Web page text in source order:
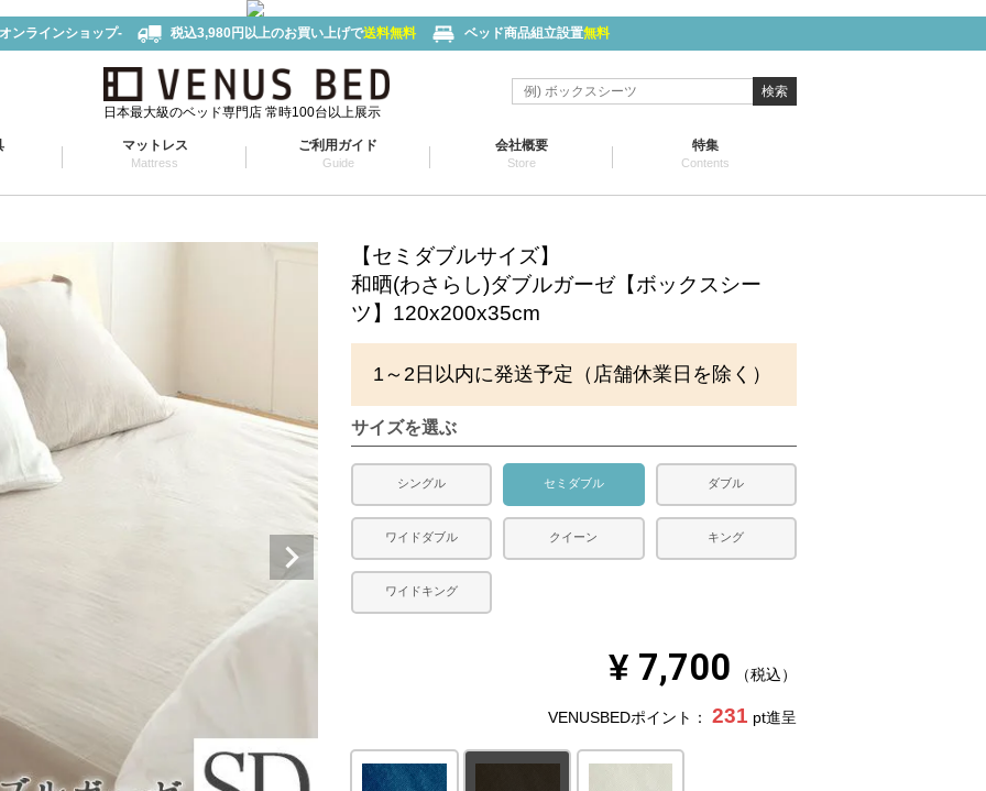
ンラインショップ- 税込3,980円以上のお買い上げで送料無料 ベッド商品組立設置無料
日本最大級のベッド専門店 常時100台以上展示
検索
マットレス
Mattress
ご利用ガイド
Guide
会社概要
Store
特集
Contents
【セミダブルサイズ】
和晒(わさらし)ダブルガーゼ【ボックスシー
ツ】120x200x35cm
1～2日以内に発送予定（店舗休業日を除く）
サイズを選ぶ
シングル セミダブル ダブル
ワイドダブル クイーン キング
ワイドキング
¥ 7,700 税込
VENUSBEDポイント： 231 pt進呈